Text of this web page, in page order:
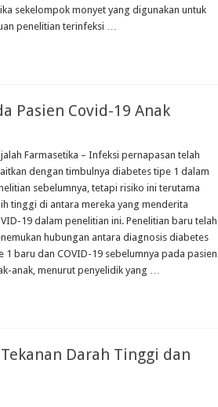
sekelompok monyet yang digunakan untuk
penelitian terinfeksi …
Pasien Covid-19 Anak
Farmasetika – Infeksi pernapasan telah
dengan timbulnya diabetes tipe 1 dalam
sebelumnya, tetapi risiko ini terutama
tinggi di antara mereka yang menderita
19 dalam penelitian ini. Penelitian baru telah
hubungan antara diagnosis diabetes
1 baru dan COVID-19 sebelumnya pada pasien
anak, menurut penyelidik yang …
Darah Tinggi dan